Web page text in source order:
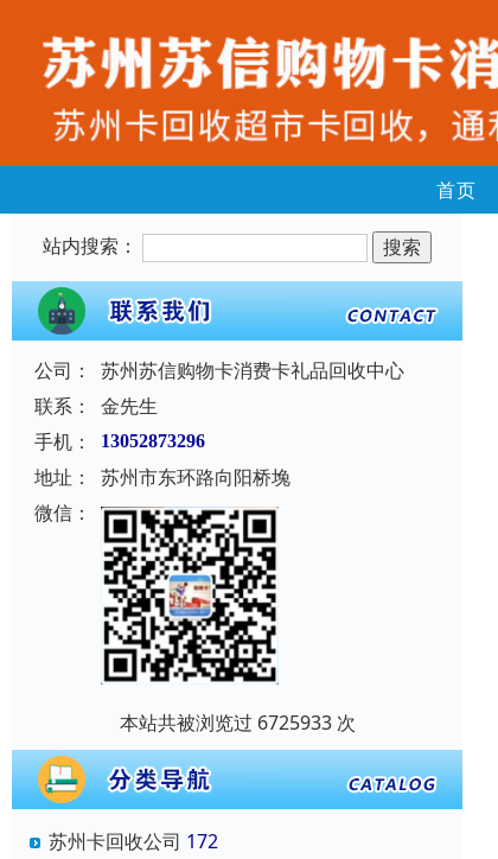
首页
站内搜索：
公司：
苏州苏信购物卡消费卡礼品回收中心
联系：
金先生
手机：
13052873296
地址：
苏州市东环路向阳桥堍
微信：
本站共被浏览过 6725933 次
苏州卡回收公司 172